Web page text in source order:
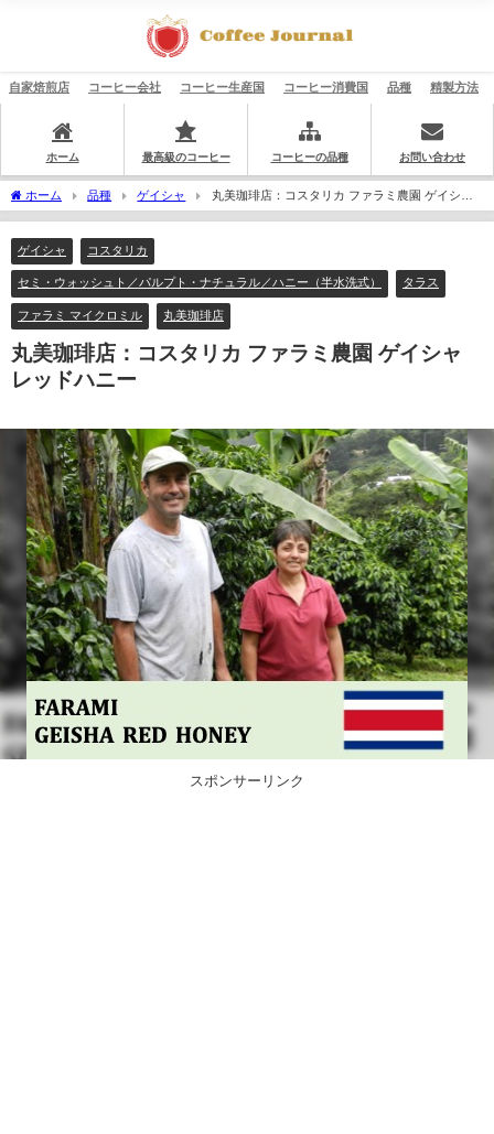
自家焙煎店 コーヒー会社 コーヒー生産国 コーヒー消費国 品種 精製方法
ホーム 最高級のコーヒー コーヒーの品種 お問い合わせ
ホーム 品種 ゲイシャ
丸美珈琲店：コスタリカ ファラミ農園 ゲイシャ
レッドハニー
ゲイシャ コスタリカ
セミ・ウォッシュト／パルプト・ナチュラル／ハニー（半水洗式） タラス
ファラミ マイクロミル 丸美珈琲店
丸美珈琲店：コスタリカ ファラミ農園 ゲイシャ
レッドハニー
スポンサーリンク